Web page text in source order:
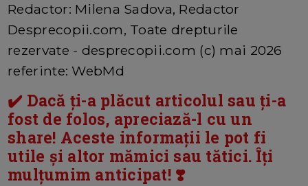
Redactor: Milena Sadova, Redactor
Desprecopii.com, Toate drepturile
rezervate - desprecopii.com (c) mai 2026
referinte: WebMd
✔️ Dacă ți-a plăcut articolul sau ți-a
fost de folos, apreciază-l cu un
share! Aceste informații le pot fi
utile și altor mămici sau tătici. Îți
mulțumim anticipat! ❣️